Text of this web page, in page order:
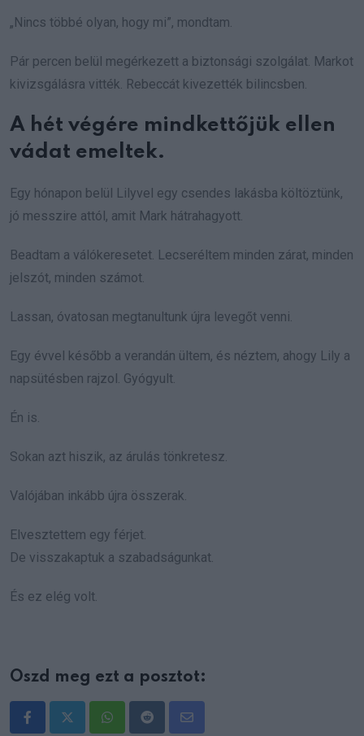
„Nincs többé olyan, hogy mi”, mondtam.
Pár percen belül megérkezett a biztonsági szolgálat. Markot
kivizsgálásra vitték. Rebeccát kivezették bilincsben.
A hét végére mindkettőjük ellen
vádat emeltek.
Egy hónapon belül Lilyvel egy csendes lakásba költöztünk,
jó messzire attól, amit Mark hátrahagyott.
Beadtam a válókeresetet. Lecseréltem minden zárat, minden
jelszót, minden számot.
Lassan, óvatosan megtanultunk újra levegőt venni.
Egy évvel később a verandán ültem, és néztem, ahogy Lily a
napsütésben rajzol. Gyógyult.
Én is.
Sokan azt hiszik, az árulás tönkretesz.
Valójában inkább újra összerak.
Elvesztettem egy férjet.
De visszakaptuk a szabadságunkat.
És ez elég volt.
Oszd meg ezt a posztot:
WhatsappRedditShare